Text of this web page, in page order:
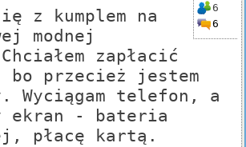
6
6
z kumplem na
modnej
zapłacić
bo przecież jestem
Wyciągam telefon, a
ekran - bateria
płacę kartą.